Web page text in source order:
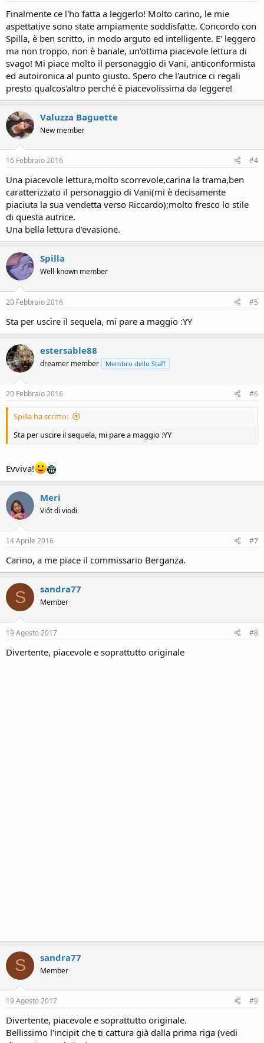
Finalmente ce l'ho fatta a leggerlo! Molto carino, le mie
aspettative sono state ampiamente soddisfatte. Concordo con
Spilla, è ben scritto, in modo arguto ed intelligente. E' leggero
ma non troppo, non è banale, un'ottima piacevole lettura di
svago! Mi piace molto il personaggio di Vani, anticonformista
ed autoironica al punto giusto. Spero che l'autrice ci regali
presto qualcos'altro perché è piacevolissima da leggere!
Valuzza Baguette
New member
16 Febbraio 2016 #4
Una piacevole lettura,molto scorrevole,carina la trama,ben
caratterizzato il personaggio di Vani(mi è decisamente
piaciuta la sua vendetta verso Riccardo);molto fresco lo stile
di questa autrice.
Una bella lettura d'evasione.
Spilla
Well-known member
20 Febbraio 2016 #5
Sta per uscire il sequela, mi pare a maggio :YY
estersable88
dreamer member Membro dello Staff
20 Febbraio 2016 #6
Spilla ha scritto:
Sta per uscire il sequela, mi pare a maggio :YY
Evviva!
Meri
Viôt di viodi
14 Aprile 2016 #7
Carino, a me piace il commissario Berganza.
S sandra77
Member
19 Agosto 2017 #8
Divertente, piacevole e soprattutto originale
S sandra77
Member
19 Agosto 2017 #9
Divertente, piacevole e soprattutto originale.
Bellissimo l'incipit che ti cattura già dalla prima riga (vedi